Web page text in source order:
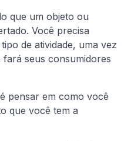
que um objeto ou
Você precisa
de atividade, uma vez
seus consumidores
pensar em como você
que você tem a